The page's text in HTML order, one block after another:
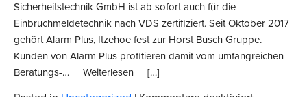
Sicherheitstechnik GmbH ist ab sofort auch für die
Einbruchmeldetechnik nach VDS zertifiziert. Seit Oktober 2017
gehört Alarm Plus, Itzehoe fest zur Horst Busch Gruppe.
Kunden von Alarm Plus profitieren damit vom umfangreichen
Beratungs-… Weiterlesen […]